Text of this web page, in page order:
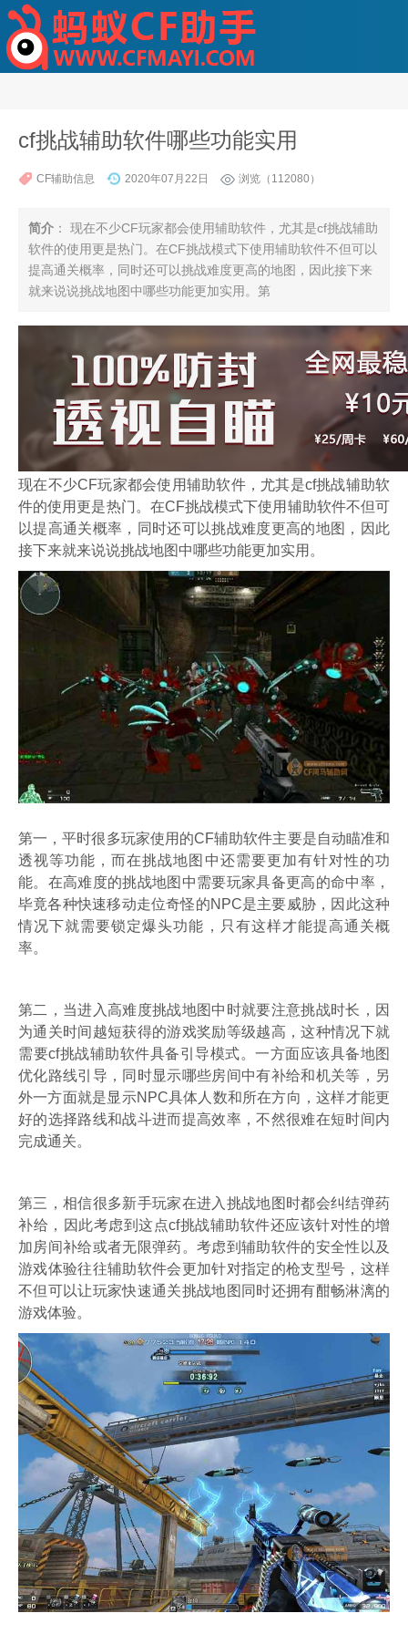
cf挑战辅助软件哪些功能实用
CF辅助信息 2020年07月22日 浏览（112080）
简介 ： 现在不少CF玩家都会使用辅助软件，尤其是cf挑战辅助
软件的使用更是热门。在CF挑战模式下使用辅助软件不但可以
提高通关概率，同时还可以挑战难度更高的地图，因此接下来
就来说说挑战地图中哪些功能更加实用。第
现在不少CF玩家都会使用辅助软件，尤其是cf挑战辅助软
件的使用更是热门。在CF挑战模式下使用辅助软件不但可
以提高通关概率，同时还可以挑战难度更高的地图，因此
接下来就来说说挑战地图中哪些功能更加实用。
第一，平时很多玩家使用的CF辅助软件主要是自动瞄准和
透视等功能，而在挑战地图中还需要更加有针对性的功
能。在高难度的挑战地图中需要玩家具备更高的命中率，
毕竟各种快速移动走位奇怪的NPC是主要威胁，因此这种
情况下就需要锁定爆头功能，只有这样才能提高通关概
率。
第二，当进入高难度挑战地图中时就要注意挑战时长，因
为通关时间越短获得的游戏奖励等级越高，这种情况下就
需要cf挑战辅助软件具备引导模式。一方面应该具备地图
优化路线引导，同时显示哪些房间中有补给和机关等，另
外一方面就是显示NPC具体人数和所在方向，这样才能更
好的选择路线和战斗进而提高效率，不然很难在短时间内
完成通关。
第三，相信很多新手玩家在进入挑战地图时都会纠结弹药
补给，因此考虑到这点cf挑战辅助软件还应该针对性的增
加房间补给或者无限弹药。考虑到辅助软件的安全性以及
游戏体验往往辅助软件会更加针对指定的枪支型号，这样
不但可以让玩家快速通关挑战地图同时还拥有酣畅淋漓的
游戏体验。